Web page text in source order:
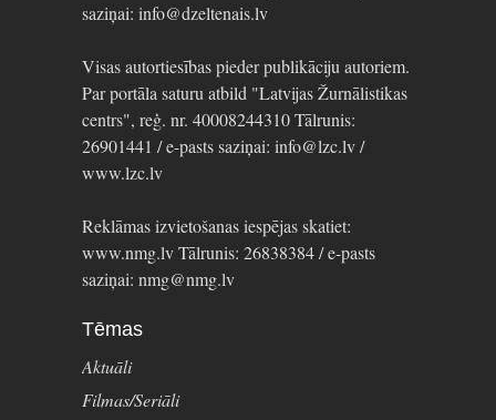
saziņai: info@dzeltenais.lv
Visas autortiesības pieder publikāciju autoriem.
Par portāla saturu atbild "Latvijas Žurnālistikas
centrs", reģ. nr. 40008244310 Tālrunis:
26901441 / e-pasts saziņai: info@lzc.lv /
www.lzc.lv
Reklāmas izvietošanas iespējas skatiet:
www.nmg.lv Tālrunis: 26838384 / e-pasts
saziņai: nmg@nmg.lv
Tēmas
Aktuāli
Filmas/Seriāli